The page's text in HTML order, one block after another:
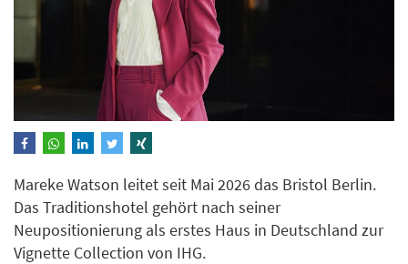
Mareke Watson leitet seit Mai 2026 das Bristol Berlin.
Das Traditionshotel gehört nach seiner
Neupositionierung als erstes Haus in Deutschland zur
Vignette Collection von IHG.